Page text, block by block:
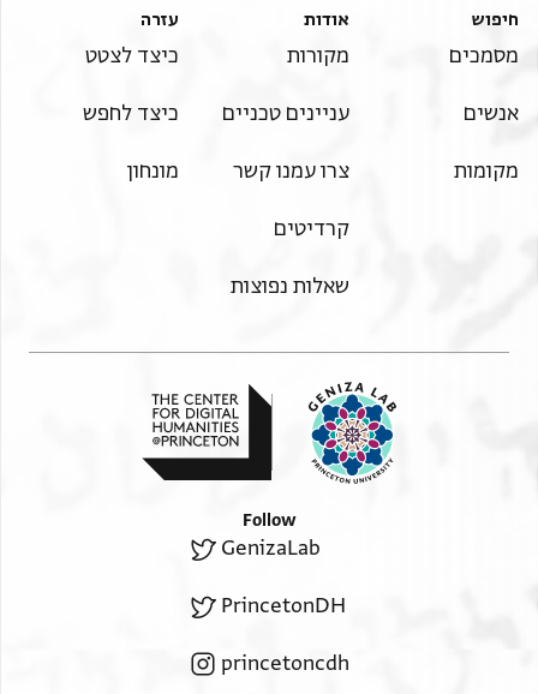
חיפוש
מסמכים
אנשים
מקומות
אודות
מקורות
עניינים טכניים
צרו עמנו קשר
קרדיטים
שאלות נפוצות
עזרה
כיצד לצטט
כיצד לחפש
מונחון
Follow
GenizaLab
PrincetonDH
princetoncdh